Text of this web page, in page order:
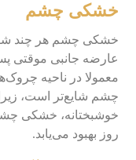
خشکی چشم
خشکی چشم هر چند
عارضه جانبی موقتی
معمولا در ناحیه
چشم شایع‌تر است،
خوشبختانه، خشکی
روز بهبود می‌یابد.